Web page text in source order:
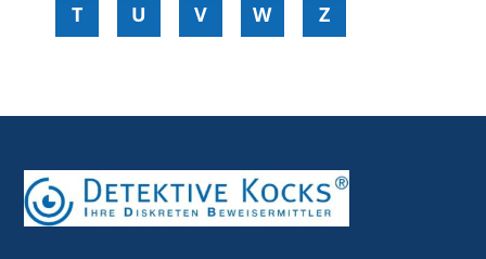
T U V W Z